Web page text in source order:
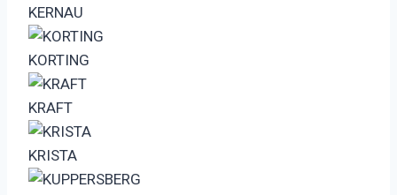
KERNAU
KORTING
KRAFT
KRISTA